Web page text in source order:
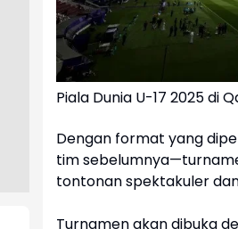
Piala Dunia U-17 2025 di
Dengan format yang
tim
tontonan spektakuler
Turnamen akan dibuka